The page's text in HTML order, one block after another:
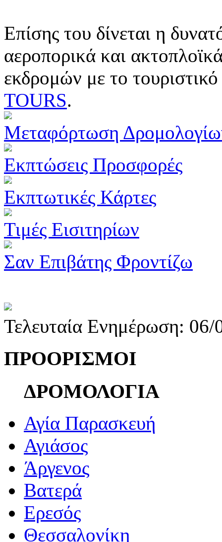
Επίσης του δίνεται η
αεροπορικά και
εκδρομών με το
TOURS.
Μεταφόρτωση
Εκπτώσεις Προσφορές
Εκπτωτικές Κάρτες
Τιμές Εισιτηρίων
Σαν Επιβάτης Φροντίζω
Τελευταία Ενημέρωση:
ΠΡΟΟΡΙΣΜΟΙ
ΔΡΟΜΟΛΟΓΙΑ
Αγία Παρασκευή
Αγιάσος
Άργενος
Βατερά
Ερεσός
Θεσσαλονίκη